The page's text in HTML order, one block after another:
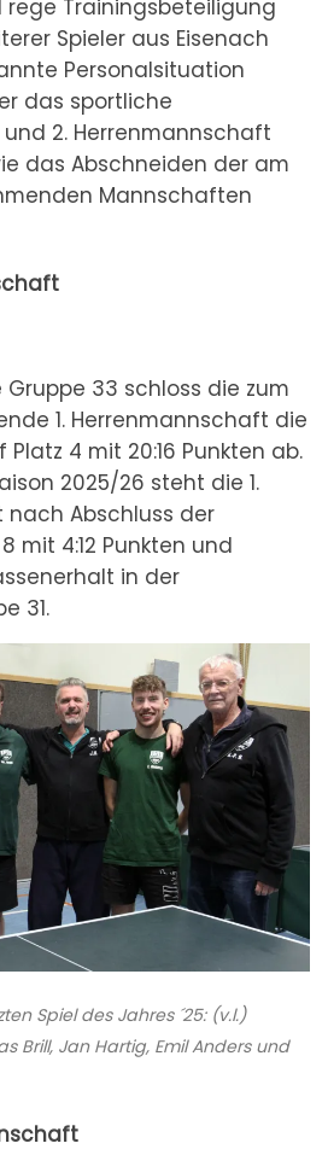
Trainingsbeteiligung
Spieler aus Eisenach
Personalsituation
das sportliche
und 2. Herrenmannschaft
das Abschneiden der am
Mannschaften
Gruppe 33 schloss die zum
1. Herrenmannschaft die
4 mit 20:16 Punkten ab.
2025/26 steht die 1.
Abschluss der
mit 4:12 Punkten und
in der
31.
Spiel des Jahres ´25: (v.l.)
Brill, Jan Hartig, Emil Anders und